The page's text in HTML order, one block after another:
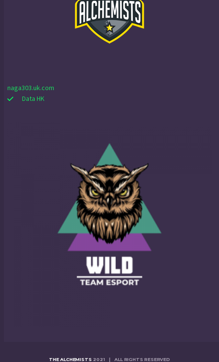
naga303.uk.com
Data HK
THE ALCHEMISTS 2021 | ALL RIGHTS RESERVED